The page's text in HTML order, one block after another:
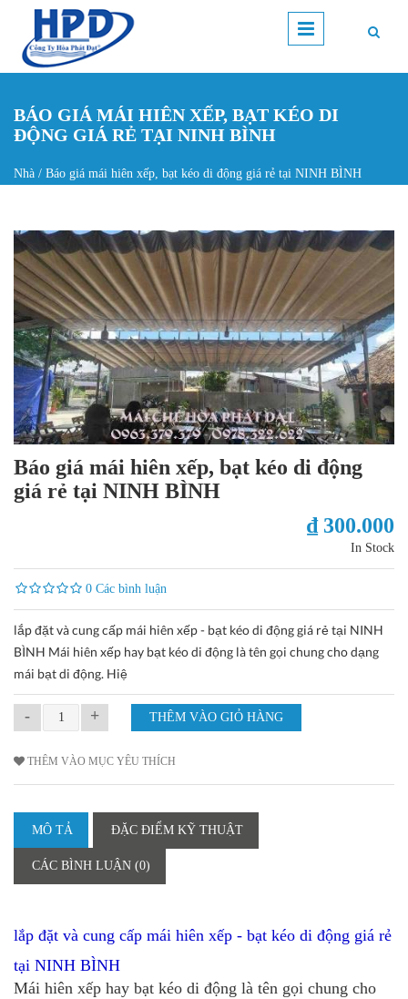
Nhảy đến nội dung
BÁO GIÁ MÁI HIÊN XẾP, BẠT KÉO DI
ĐỘNG GIÁ RẺ TẠI NINH BÌNH
Bạn đang ở đây
Nhà / Báo giá mái hiên xếp, bạt kéo di động giá rẻ tại NINH BÌNH
Báo giá mái hiên xếp, bạt kéo di động
giá rẻ tại NINH BÌNH
₫ 300.000
In Stock
0 Các bình luận
lắp đặt và cung cấp mái hiên xếp - bạt kéo di động giá rẻ tại NINH
BÌNH Mái hiên xếp hay bạt kéo di động là tên gọi chung cho dạng
mái bạt di động. Hiệ
- +
THÊM VÀO MỤC YÊU THÍCH
MÔ TẢ ĐẶC ĐIỂM KỸ THUẬT
CÁC BÌNH LUẬN (0)
lắp đặt và cung cấp mái hiên xếp - bạt kéo di động giá rẻ
tại NINH BÌNH
Mái hiên xếp hay bạt kéo di động là tên gọi chung cho